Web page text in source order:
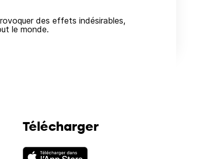
des effets indésirables,
le monde.
Télécharger